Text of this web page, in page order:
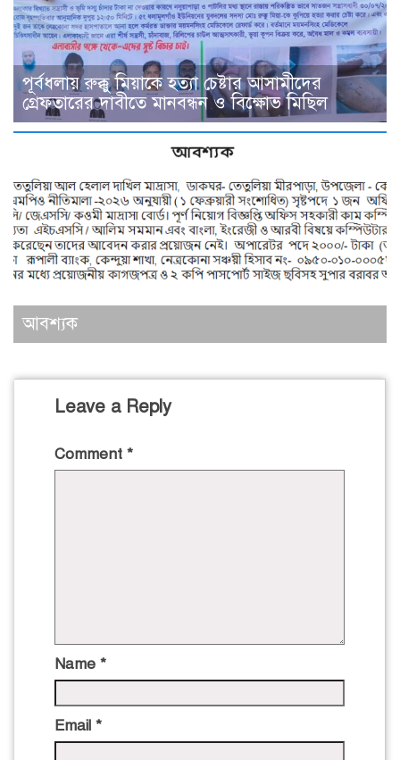
পূর্বধলায় রুক্কু মিয়াকে হত্যা চেষ্টার আসামীদের
গ্রেফতারের দাবীতে মানবন্ধন ও বিক্ষোভ মিছিল
আবশ্যক
Leave a Reply
Comment *
Name *
Email *